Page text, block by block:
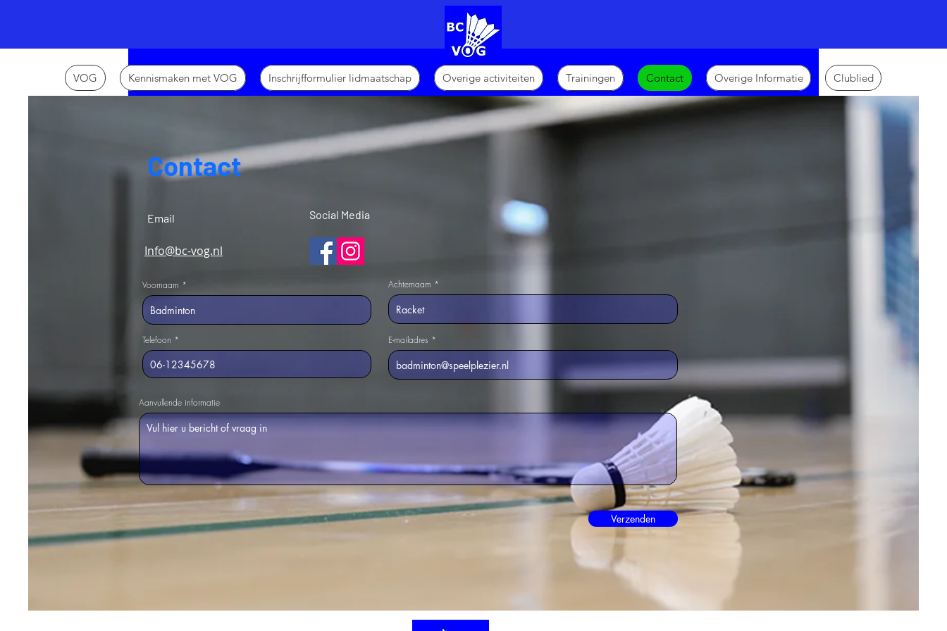
VOG Kennismaken met VOG Inschrijfformulier lidmaatschap Overige activiteiten Trainingen Contact Overige Informatie Clublied
Contact
Email Social Media
Info@bc-vog.nl
Voornaam
Telefoon
Achternaam
E-mailadres
Aanvullende informatie
Verzenden